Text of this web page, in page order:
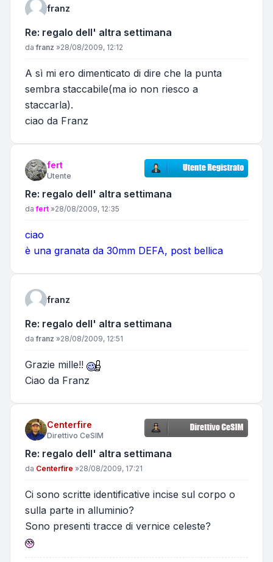
franz
Re: regalo dell' altra settimana
Messaggio
dafranz »28/08/2009, 12:12
A sì mi ero dimenticato di dire che la punta
sembra staccabile(ma io non riesco a
staccarla).
ciao da Franz
fert
Utente
Re: regalo dell' altra settimana
Messaggio
dafert »28/08/2009, 12:35
ciao
è una granata da 30mm DEFA, post bellica
franz
Re: regalo dell' altra settimana
Messaggio
dafranz »28/08/2009, 12:51
Grazie mille!!
Ciao da Franz
Centerfire
Direttivo CeSIM
Re: regalo dell' altra settimana
Messaggio
da Centerfire »28/08/2009, 17:21
Ci sono scritte identificative incise sul corpo o
sulla parte in alluminio?
Sono presenti tracce di vernice celeste?